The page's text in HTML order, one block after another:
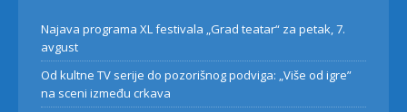
Najava programa XL festivala „Grad teatar“ za petak, 7.
avgust
Od kultne TV serije do pozorišnog podviga: „Više od igre”
na sceni između crkava